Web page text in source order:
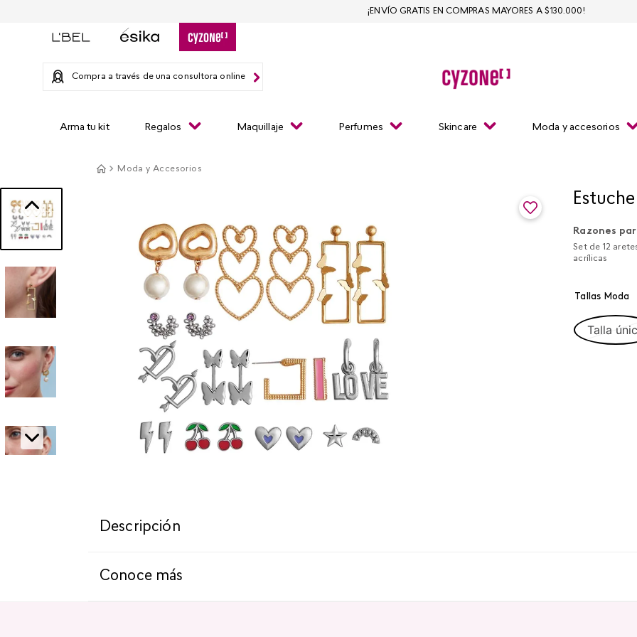
Compra a través de una consultora online
Arma tu kit Regalos Maquillaje Perfumes Skincare Moda y accesorios
¡ENVÍO GRATIS EN COMPRAS MAYORES A $130.000!
Moda y Accesorios
Razones
Set de 12
acrílicas
Tallas Moda
Talla
Descripción
Conoce más